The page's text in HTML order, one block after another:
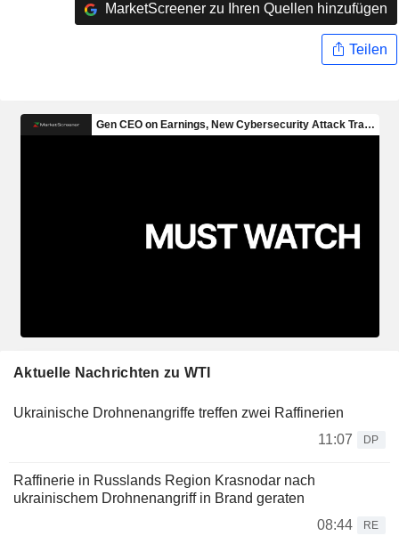
MarketScreener zu Ihren Quellen hinzufügen
Teilen
Aktuelle Nachrichten zu WTI
Ukrainische Drohnenangriffe treffen zwei Raffinerien
11:07
DP
Raffinerie in Russlands Region Krasnodar nach
ukrainischem Drohnenangriff in Brand geraten
08:44
RE